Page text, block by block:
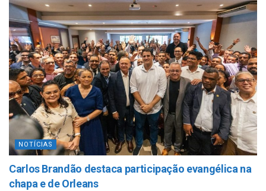
NOTÍCIAS
Carlos Brandão destaca participação evangélica na
chapa e de Orleans